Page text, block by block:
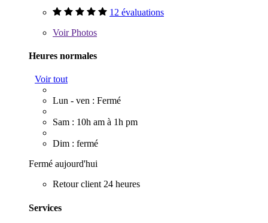
12 évaluations
VoirPhotos
Heures normales
Voir tout
Lun - ven : Fermé
Sam : 10h am à 1h pm
Dim : fermé
Fermé aujourd'hui
Retour client 24 heures
Services